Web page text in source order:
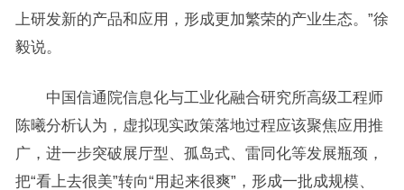
上研发新的产品和应用，形成更加繁荣的产业生态。”徐
毅说。
中国信通院信息化与工业化融合研究所高级工程师
陈曦分析认为，虚拟现实政策落地过程应该聚焦应用推
广，进一步突破展厅型、孤岛式、雷同化等发展瓶颈，
把“看上去很美”转向“用起来很爽”，形成一批成规模、